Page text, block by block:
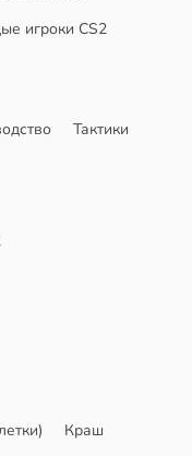
игроки CS2
Тактики
Краш